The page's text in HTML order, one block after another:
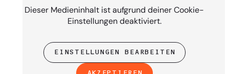
Dieser Medieninhalt ist aufgrund deiner Cookie-
Einstellungen deaktiviert.
EINSTELLUNGEN BEARBEITEN